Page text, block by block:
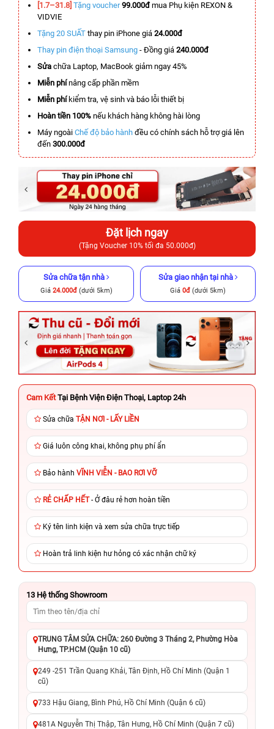
[1.7–31.8] Tặng voucher 99.000đmua Phụ kiện REXON &
VIDVIE
Tặng 20 SUẤT thay pin iPhone giá 24.000đ
Thay pin điện thoại Samsung - Đồng giá 240.000đ
Sửa chữa Laptop, MacBook giảm ngay 45%
Miễn phínâng cấp phần mềm
Miễn phíkiểm tra, vệ sinh và báo lỗi thiết bị
Hoàn tiền 100% nếu khách hàng không hài lòng
Máy ngoài Chế độ bảo hành đều có chính sách hỗ trợ giá lên
đến 300.000đ
Đặt lịch ngay
(Tặng Voucher 10% tối đa 50.000đ)
Sửa chữa tận nhà
Giá 24.000đ(dưới 5km)
Sửa giao nhận tại nhà
Giá 0đ (dưới 5km)
Cam Kết Tại Bệnh Viện Điện Thoại, Laptop 24h
Sửa chữa TẬN NƠI - LẤY LIỀN
Giá luôn công khai, không phụ phí ẩn
Bảo hành VĨNH VIỄN - BAO RƠI VỠ
RẺ CHẤP HẾT- Ở đâu rẻ hơn hoàn tiền
Ký tên linh kiện và xem sửa chữa trực tiếp
Hoàn trả linh kiện hư hỏng có xác nhận chữ ký
13 Hệ thống Showroom
TRUNG TÂM SỬA CHỮA: 260 Đường 3 Tháng 2, Phường Hòa
Hưng, TP.HCM (Quận 10 cũ)
249 -251 Trần Quang Khải, Tân Định, Hồ Chí Minh (Quận 1
cũ)
733 Hậu Giang, Bình Phú, Hồ Chí Minh (Quận 6 cũ)
481A Nguyễn Thị Thập, Tân Hưng, Hồ Chí Minh (Quận 7 cũ)